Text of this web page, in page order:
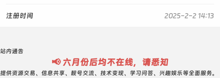
2025-2-2 14:13
注册时间
站内通告
📢 六月份后均不在线，请悉知
提供资源交易、信息共享、靓号交流、技术变现、学习问答、兴趣娱乐等全面服务。